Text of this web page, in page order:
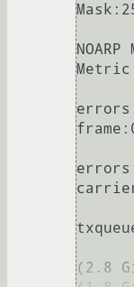
(2.8